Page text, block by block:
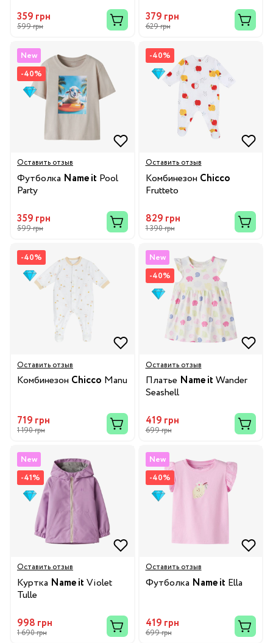
359 грн
599 грн
379 грн
629 грн
New
-40%
Оставить отзыв
Футболка Name it Pool
Party
359 грн
599 грн
-40%
Оставить отзыв
Комбинезон Chicco
Frutteto
829 грн
1 390 грн
-40%
Оставить отзыв
Комбинезон Chicco Manu
719 грн
1 190 грн
New
-40%
Оставить отзыв
Платье Name it Wander
Seashell
419 грн
699 грн
New
-41%
Оставить отзыв
Куртка Name it Violet
Tulle
998 грн
1 690 грн
New
-40%
Оставить отзыв
Футболка Name it Ella
419 грн
699 грн